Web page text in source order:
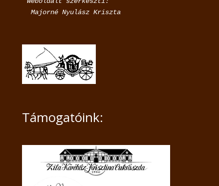
Majorné Nyulász Kriszta
Támogatóink: